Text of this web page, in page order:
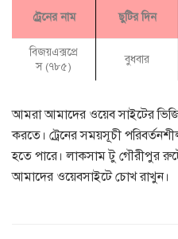
ট্রেনের নাম ছুটির দিন
বিজয়এক্সপ্রে
স (৭৮৫)
বুধবার
আমরা আমাদের ওয়েব সাইটের
করতে। ট্রেনের সময়সূচী
হতে পারে। লাকসাম টু গৌরীপুর
আমাদের ওয়েবসাইটে চোখ রাখুন।